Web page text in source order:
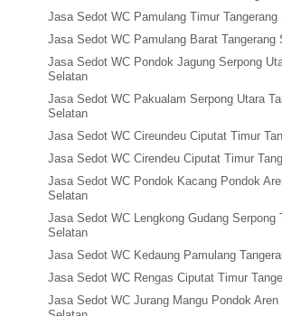
Jasa Sedot WC Pamulang Timur Tangerang
Jasa Sedot WC Pamulang Barat Tangerang
Jasa Sedot WC Pondok Jagung Serpong
Selatan
Jasa Sedot WC Pakualam Serpong Utara
Selatan
Jasa Sedot WC Cireundeu Ciputat Timur
Jasa Sedot WC Cirendeu Ciputat Timur
Jasa Sedot WC Pondok Kacang Pondok
Selatan
Jasa Sedot WC Lengkong Gudang Serpong
Selatan
Jasa Sedot WC Kedaung Pamulang
Jasa Sedot WC Rengas Ciputat Timur
Jasa Sedot WC Jurang Mangu Pondok Aren